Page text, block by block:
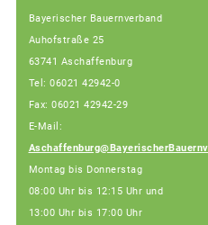
Bayerischer Bauernverband
Auhofstraße 25
63741 Aschaffenburg
Tel: 06021 42942-0
Fax: 06021 42942-29
E-Mail:
Montag bis Donnerstag
08:00 Uhr bis 12:15 Uhr und
13:00 Uhr bis 17:00 Uhr